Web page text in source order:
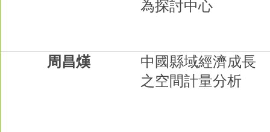
為探討中心
周昌熯
中國縣域經濟成長
之空間計量分析